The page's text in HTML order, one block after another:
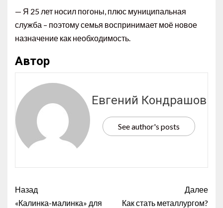
— Я 25 лет носил погоны, плюс муниципальная
служба – поэтому семья воспринимает моё новое
назначение как необходимость.
Автор
Евгений Кондрашов
See author's posts
Назад
«Калинка-малинка» для
Далее
Как стать металлургом?